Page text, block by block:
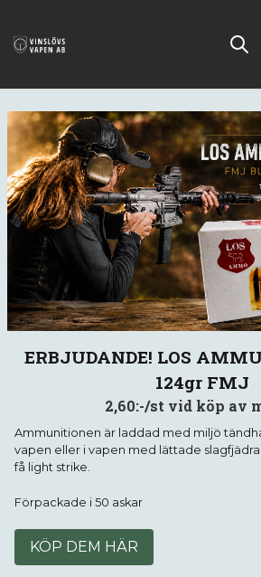
ERBJUDANDE! LOS
124gr FMJ
2,60:-/st vid köp av
Ammunitionen är laddad med miljö
vapen eller i vapen med lättade
få light strike.
Förpackade i 50 askar
KÖP DEM HÄR